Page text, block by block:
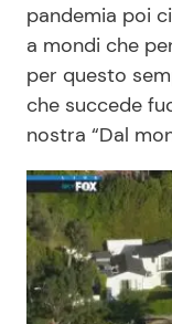
ShowBiz
News Cinema
News Musica
News
pandemia poi
a mondi che
per questo
che succede
nostra “Dal